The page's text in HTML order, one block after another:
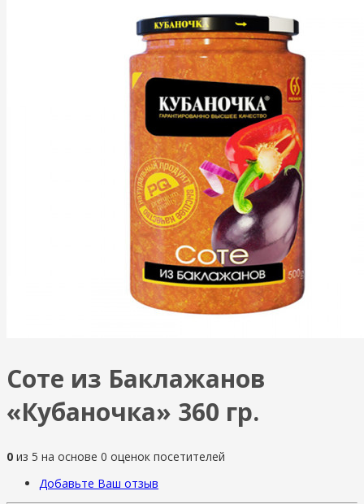
Соте из Баклажанов
«Кубаночка» 360 гр.
0 из 5 на основе 0 оценок посетителей
Добавьте Ваш отзыв